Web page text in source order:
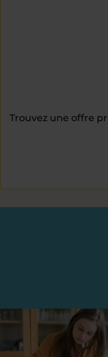
Trouvez une offre